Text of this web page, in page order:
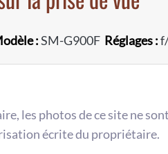
:SM-G900F Réglages :
les photos de ce site ne
écrite du propriétaire.